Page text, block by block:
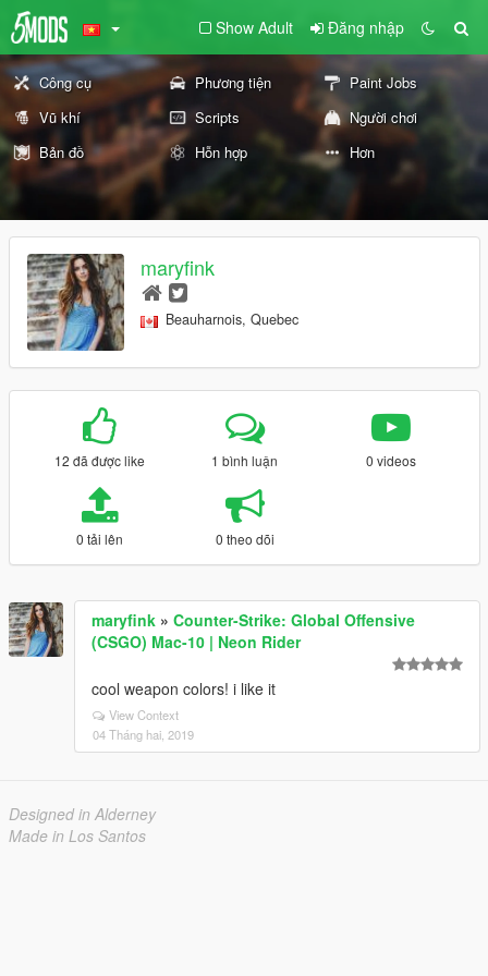
Show Adult Đăng nhập
Công cụ Phương tiện
Paint Jobs
Vũ khí
Scripts
Người chơi
Bản đồ
Hỗn hợp Hơn
maryfink
Beauharnois, Quebec
12 đã được like 1 bình luận 0 videos
0 tải lên 0 theo dõi
maryfink » Counter-Strike: Global Offensive
(CSGO) Mac-10 | Neon Rider
cool weapon colors! i like it
View Context
04 Tháng hai, 2019
Designed in Alderney
Made in Los Santos